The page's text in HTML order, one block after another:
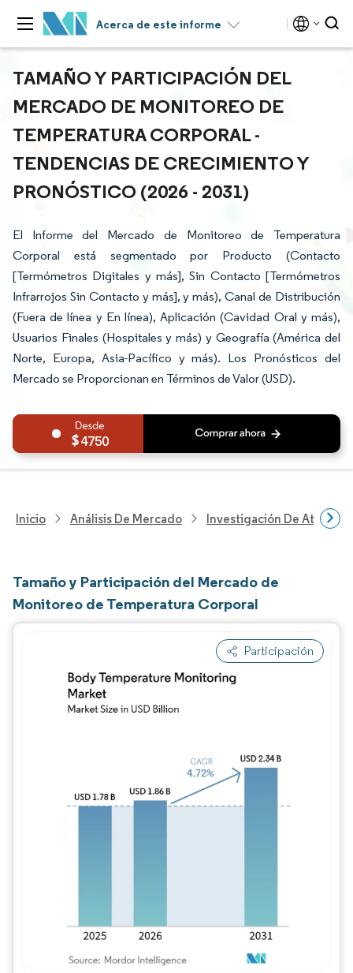
Acerca de este informe
TAMAÑO Y PARTICIPACIÓN DEL
MERCADO DE MONITOREO DE
TEMPERATURA CORPORAL -
TENDENCIAS DE CRECIMIENTO Y
PRONÓSTICO (2026 - 2031)
El Informe del Mercado de Monitoreo de Temperatura
Corporal está segmentado por Producto (Contacto
[Termómetros Digitales y más], Sin Contacto [Termómetros
Infrarrojos Sin Contacto y más], y más), Canal de Distribución
(Fuera de línea y En línea), Aplicación (Cavidad Oral y más),
Usuarios Finales (Hospitales y más) y Geografía (América del
Norte, Europa, Asia-Pacífico y más). Los Pronósticos del
Mercado se Proporcionan en Términos de Valor (USD).
4750
Inicio Análisis De Mercado Investigación De
Tamaño y Participación del Mercado de
Monitoreo de Temperatura Corporal
Participación